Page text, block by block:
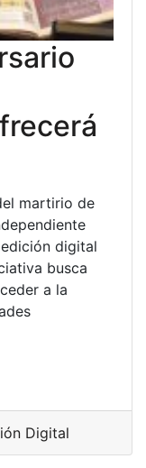
martirio de
digital
busca
a la
Digital